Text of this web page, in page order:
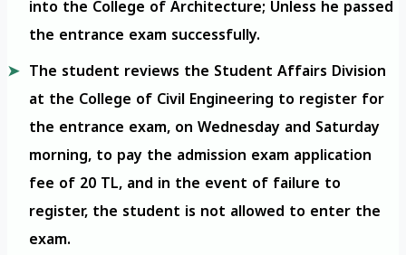
into the College of Architecture; Unless he passed
the entrance exam successfully.
The student reviews the Student Affairs Division
at the College of Civil Engineering to register for
the entrance exam, on Wednesday and Saturday
morning, to pay the admission exam application
fee of 20 TL, and in the event of failure to
register, the student is not allowed to enter the
exam.